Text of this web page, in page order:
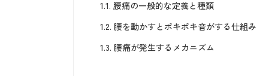
1.1. 腰痛の一般的な定義と種類
1.2. 腰を動かすとポキポキ音がする仕組み
1.3. 腰痛が発生するメカニズム